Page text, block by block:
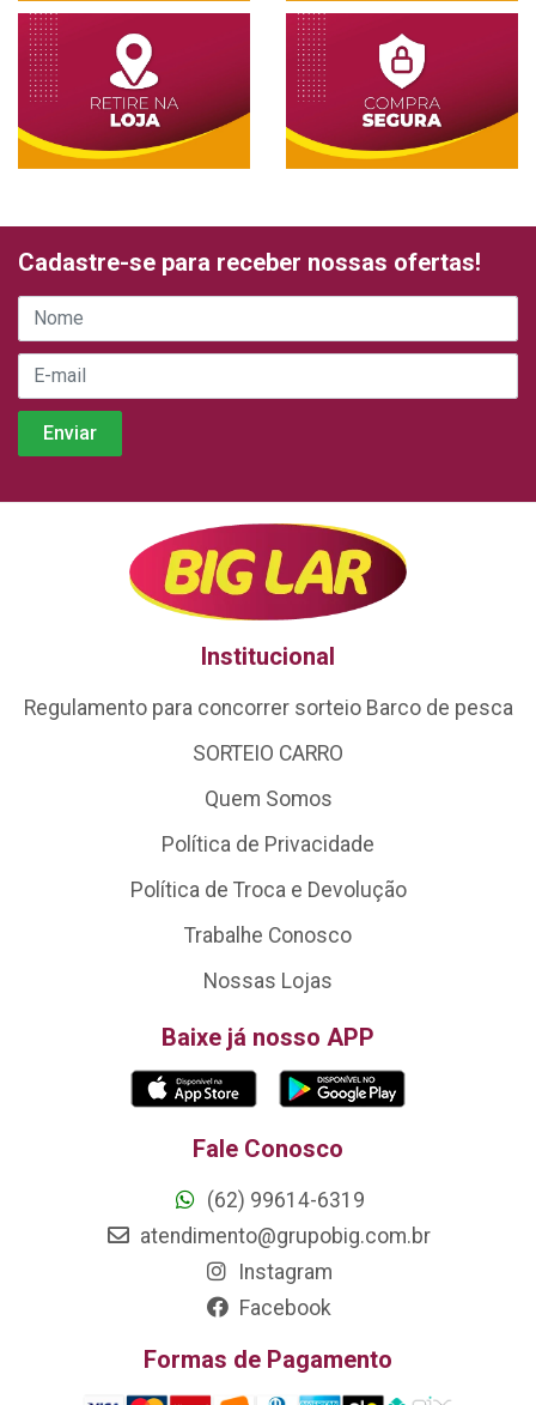
Cadastre-se para receber nossas ofertas!
Institucional
Regulamento para concorrer sorteio Barco de pesca
SORTEIO CARRO
Quem Somos
Política de Privacidade
Política de Troca e Devolução
Trabalhe Conosco
Nossas Lojas
Baixe já nosso APP
Fale Conosco
(62) 99614-6319
atendimento@grupobig.com.br
Instagram
Facebook
Formas de Pagamento